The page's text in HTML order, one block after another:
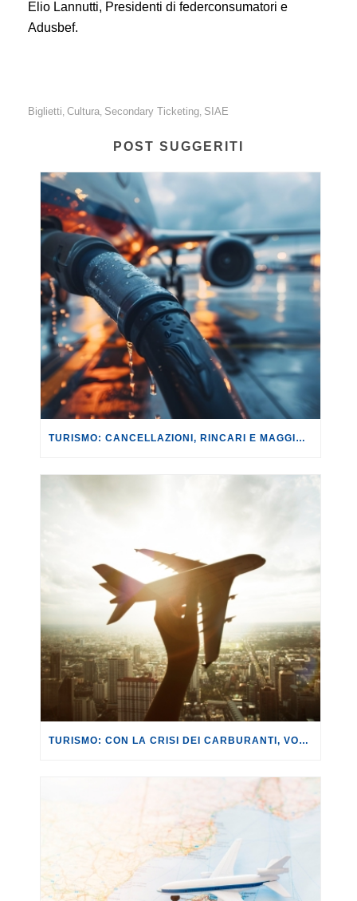
Elio Lannutti, Presidenti di federconsumatori e
Adusbef.
Biglietti, Cultura, Secondary Ticketing, SIAE
POST SUGGERITI
TURISMO: CANCELLAZIONI, RINCARI E MAGGIORAZIONI DI VOLI E PRENOTAZIONI.
TURISMO: CON LA CRISI DEI CARBURANTI, VOLI A RISCHIO CANCELLAZIONE O RINCARO.